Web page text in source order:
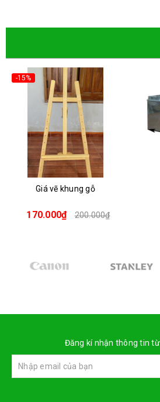
-15%
Giá vẽ khung gỗ
170.000₫ 200.000₫
Đăng kí nhận thông tin